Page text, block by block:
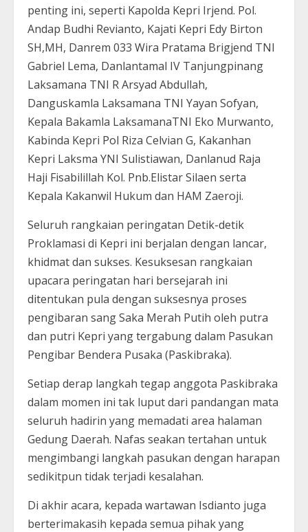
penting ini, seperti Kapolda Kepri Irjend. Pol.
Andap Budhi Revianto, Kajati Kepri Edy Birton
SH,MH, Danrem 033 Wira Pratama Brigjend TNI
Gabriel Lema, Danlantamal IV Tanjungpinang
Laksamana TNI R Arsyad Abdullah,
Danguskamla Laksamana TNI Yayan Sofyan,
Kepala Bakamla LaksamanaTNI Eko Murwanto,
Kabinda Kepri Pol Riza Celvian G, Kakanhan
Kepri Laksma YNI Sulistiawan, Danlanud Raja
Haji Fisabilillah Kol. Pnb.Elistar Silaen serta
Kepala Kakanwil Hukum dan HAM Zaeroji.
Seluruh rangkaian peringatan Detik-detik
Proklamasi di Kepri ini berjalan dengan lancar,
khidmat dan sukses. Kesuksesan rangkaian
upacara peringatan hari bersejarah ini
ditentukan pula dengan suksesnya proses
pengibaran sang Saka Merah Putih oleh putra
dan putri Kepri yang tergabung dalam Pasukan
Pengibar Bendera Pusaka (Paskibraka).
Setiap derap langkah tegap anggota Paskibraka
dalam momen ini tak luput dari pandangan mata
seluruh hadirin yang memadati area halaman
Gedung Daerah. Nafas seakan tertahan untuk
mengimbangi langkah pasukan dengan harapan
sedikitpun tidak terjadi kesalahan.
Di akhir acara, kepada wartawan Isdianto juga
berterimakasih kepada semua pihak yang